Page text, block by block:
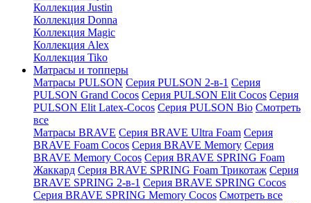
Коллекция Justin
Коллекция Donna
Коллекция Magic
Коллекция Alex
Коллекция Tiko
Матрасы и топперы
Матрасы PULSON Серия PULSON 2-в-1 Серия
PULSON Grand Cocos Серия PULSON Elit Cocos Серия
PULSON Elit Latex-Cocos Серия PULSON Bio Смотреть
все
Матрасы BRAVE Серия BRAVE Ultra Foam Серия
BRAVE Foam Cocos Серия BRAVE Memory Серия
BRAVE Memory Cocos Серия BRAVE SPRING Foam
Жаккард Серия BRAVE SPRING Foam Трикотаж Серия
BRAVE SPRING 2-в-1 Серия BRAVE SPRING Cocos
Серия BRAVE SPRING Memory Cocos Смотреть все